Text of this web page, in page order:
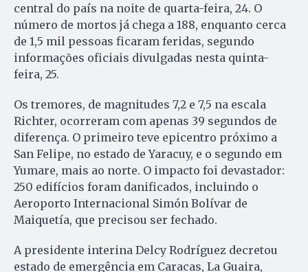
central do país na noite de quarta-feira, 24. O
número de mortos já chega a 188, enquanto cerca
de 1,5 mil pessoas ficaram feridas, segundo
informações oficiais divulgadas nesta quinta-
feira, 25.
Os tremores, de magnitudes 7,2 e 7,5 na escala
Richter, ocorreram com apenas 39 segundos de
diferença. O primeiro teve epicentro próximo a
San Felipe, no estado de Yaracuy, e o segundo em
Yumare, mais ao norte. O impacto foi devastador:
250 edifícios foram danificados, incluindo o
Aeroporto Internacional Simón Bolívar de
Maiquetía, que precisou ser fechado.
A presidente interina Delcy Rodríguez decretou
estado de emergência em Caracas, La Guaira,